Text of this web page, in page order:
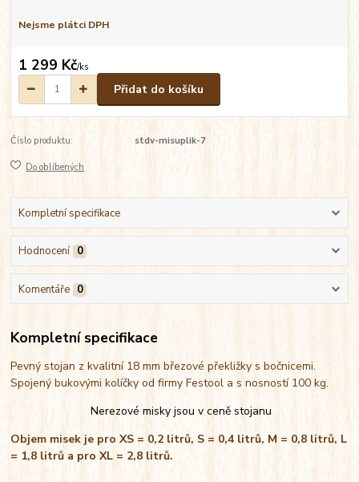
Nejsme plátci DPH
1 299 Kč/ks
Přidat do košíku
Číslo produktu: stdv-misuplik-7
Do oblíbených
Kompletní specifikace
Hodnocení 0
Komentáře 0
Kompletní specifikace
Pevný stojan z kvalitní 18 mm březové překližky s bočnicemi.
Spojený bukovými kolíčky od firmy Festool a s nosností 100 kg.
Nerezové misky jsou v ceně stojanu
Objem misek je pro XS = 0,2 litrů, S = 0,4 litrů, M = 0,8 litrů, L
= 1,8 litrů a pro XL = 2,8 litrů.